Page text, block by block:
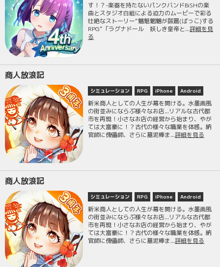
す！？-楽器を持たないパンクバンドBiSHの楽
曲とスタジオ白組による迫力のムービーで彩る
壮絶なストーリー“魑魅魍魎が跋扈(ばっこ)する
RPG”「ラグナドール 妖しき皇帝と...詳細を見
る
商人放浪記
シミュレーション RPG iPhone Android
新米商人としての人生が幕を開ける。水墨画風
の街並みにならぶ様々なお店...リアルな古代都
市を再現！小さなお店の経営から始まり、やが
ては大富豪に！？古代の様々な職業を体感。納
官師に傀儡師、さらに墓泥棒ま...詳細を見る
商人放浪記
シミュレーション RPG iPhone Android
新米商人としての人生が幕を開ける。水墨画風
の街並みにならぶ様々なお店...リアルな古代都
市を再現！小さなお店の経営から始まり、やが
ては大富豪に！？古代の様々な職業を体感。納
官師に傀儡師、さらに墓泥棒ま...詳細を見る